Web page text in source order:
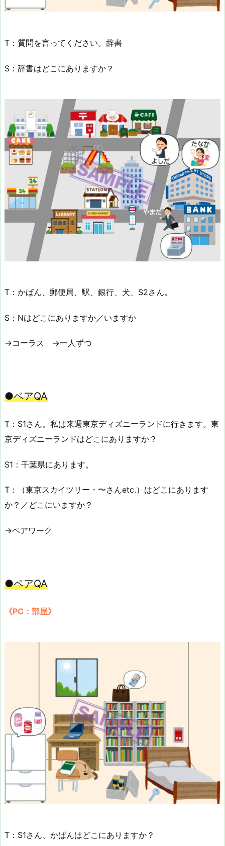
T：質問を言ってください。辞書
S：辞書はどこにありますか？
T：かばん、郵便局、駅、銀行、犬、S2さん。
S：Nはどこにありますか／いますか
→コーラス →一人ずつ
●ペアQA
T：S1さん。私は来週東京ディズニーランドに行きます。東
京ディズニーランドはどこにありますか？
S1：千葉県にあります。
T：（東京スカイツリー・〜さんetc.）はどこにあります
か？／どこにいますか？
→ペアワーク
●ペアQA
《PC：部屋》
T：S1さん、かばんはどこにありますか？